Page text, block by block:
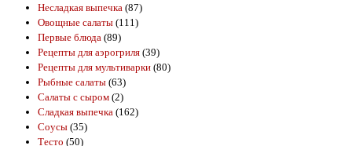
Несладкая выпечка (87)
Овощные салаты (111)
Первые блюда (89)
Рецепты для аэрогриля (39)
Рецепты для мультиварки (80)
Рыбные салаты (63)
Салаты с сыром (2)
Сладкая выпечка (162)
Соусы (35)
Тесто (50)